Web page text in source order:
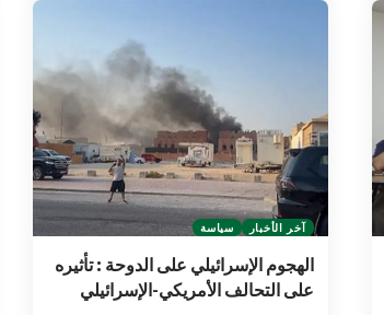
آخر الأخبار سياسة
الهجوم الإسرائيلي على الدوحة : تأثيره
على التحالف الأمريكي-الإسرائيلي